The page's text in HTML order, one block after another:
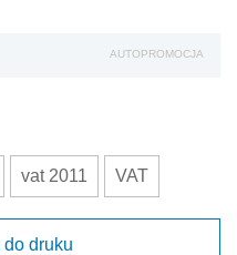
AUTOPROMOCJA
vat 2011 VAT
druku